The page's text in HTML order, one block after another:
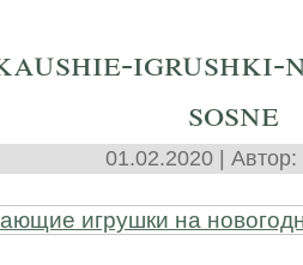
igrushki-
sosne
01.02.2020 | Автор: